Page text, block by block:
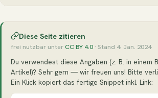
Diese Seite zitieren
frei nutzbar unterCC BY 4.0 · Stand 4. Jan. 2024
Du verwendest diese Angaben (z. B. in einem
Artikel)? Sehr gern — wir freuen uns! Bitte
Ein Klick kopiert das fertige Snippet inkl. Link: